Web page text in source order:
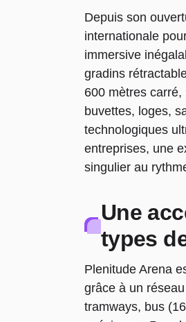
Depuis son
internationale
immersive
gradins
600 mètres
buvettes, loges,
technologiques
entreprises, une
singulier au
Une
types
Plenitude Arena
grâce à un
tramways, bus